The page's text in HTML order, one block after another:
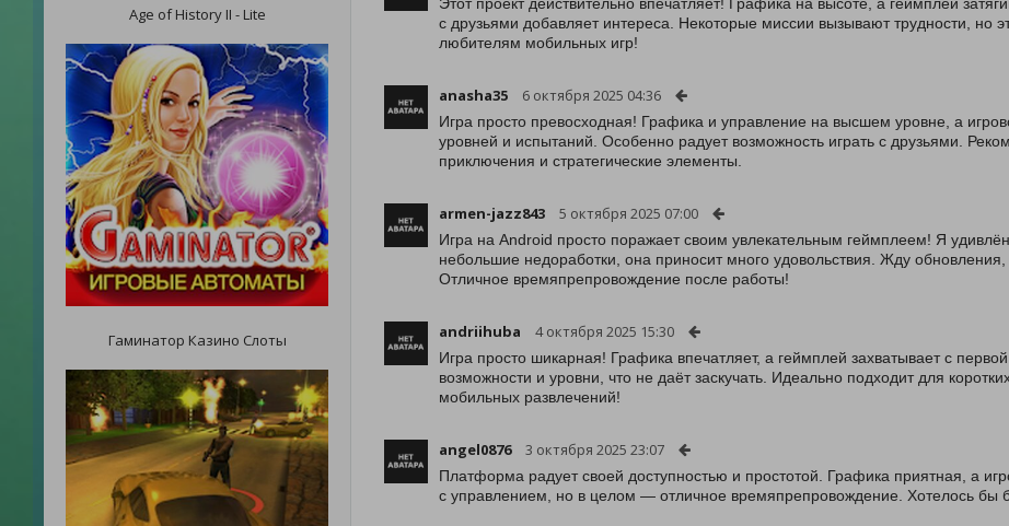
Age of History II - Lite
Гаминатор Казино Слоты
с друзьями добавляет интереса. Некоторые миссии вызывают трудности, но
любителям мобильных игр!
anasha35 6 октября 2025 04:36
Игра просто превосходная! Графика и управление на высшем уровне, а
уровней и испытаний. Особенно радует возможность играть с друзьями.
приключения и стратегические элементы.
armen-jazz843 5 октября 2025 07:00
Игра на Android просто поражает своим увлекательным геймплеем! Я
небольшие недоработки, она приносит много удовольствия. Жду обновления,
Отличное времяпрепровождение после работы!
andriihuba 4 октября 2025 15:30
Игра просто шикарная! Графика впечатляет, а геймплей захватывает с
возможности и уровни, что не даёт заскучать. Идеально подходит для
мобильных развлечений!
angel0876 3 октября 2025 23:07
Платформа радует своей доступностью и простотой. Графика приятная, а
с управлением, но в целом — отличное времяпрепровождение. Хотелось бы